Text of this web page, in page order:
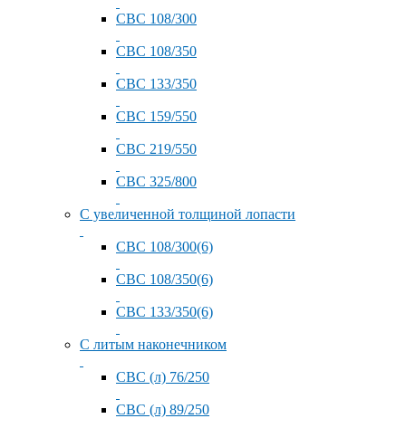
СВС 108/300
СВС 108/350
СВС 133/350
СВС 159/550
СВС 219/550
СВС 325/800
С увеличенной толщиной лопасти
СВС 108/300(6)
СВС 108/350(6)
СВС 133/350(6)
С литым наконечником
СВС (л) 76/250
СВС (л) 89/250